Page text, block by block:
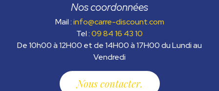
Nos coordonnées
Mail :info@carre-discount.com
Tel :09 84 16 43 10
De 10h00 à 12H00 et de 14H00 à 17H00 du Lundi au
Vendredi
Nous contacter